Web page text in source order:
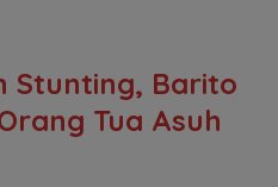
Stunting, Barito
Tua Asuh